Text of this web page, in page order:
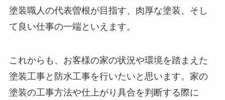
塗装職人の代表曽根が目指す、肉厚な塗装、そし
て良い仕事の一端といえます。
これからも、お客様の家の状況や環境を踏まえた
塗装工事と防水工事を行いたいと思います。家の
塗装の工事方法や仕上がり具合を判断する際に